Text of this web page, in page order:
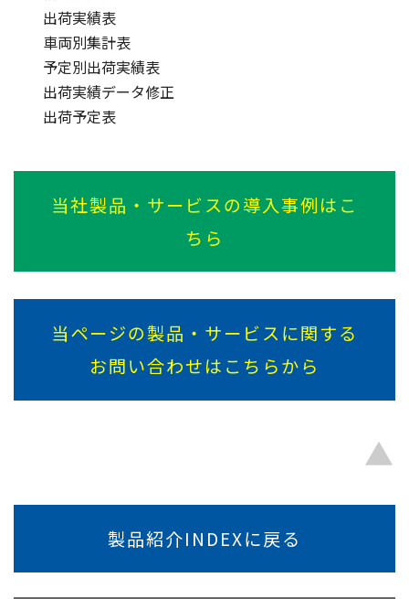
出荷実績表
車両別集計表
予定別出荷実績表
出荷実績データ修正
出荷予定表
当社製品・サービスの導入事例はこ
ちら
当ページの製品・サービスに関する
お問い合わせはこちらから
▲
製品紹介INDEXに戻る